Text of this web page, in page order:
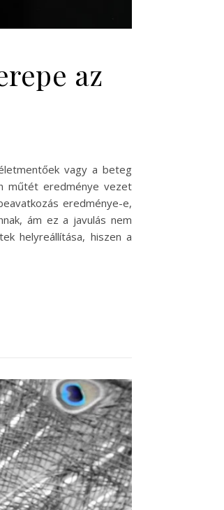
az
vagy a beteg
műtét eredménye vezet
eredménye-e,
ám ez a javulás nem
helyreállítása, hiszen a